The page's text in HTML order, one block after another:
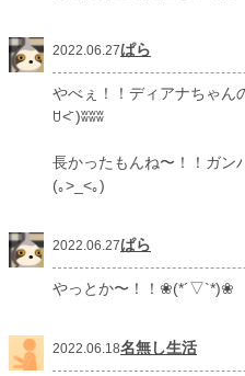
2022.06.27ぱら
やべぇ！！ディアナちゃん
ꇴ˂᷅ )ʬʬʬ
長かったもんね〜！！ガン
(｡>_<｡)
2022.06.27ぱら
やっとか〜！！❀(*´▽`*)❀
2022.06.18名無し生活